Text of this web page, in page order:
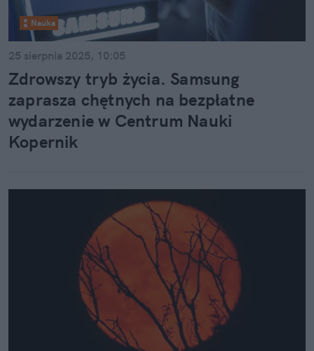
Nauka
25 sierpnia 2025, 10:05
Zdrowszy tryb życia. Samsung
zaprasza chętnych na bezpłatne
wydarzenie w Centrum Nauki
Kopernik